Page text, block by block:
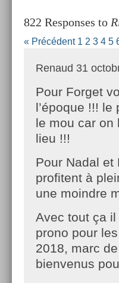
822 Responses to
« Précédent 1 2 3 4 5
Renaud 31
Pour Forget
l’époque !!!
le mou car on
lieu !!!
Pour Nadal et
profitent à
une moindre
Avec tout ça
prono pour
2018, marc
bienvenus